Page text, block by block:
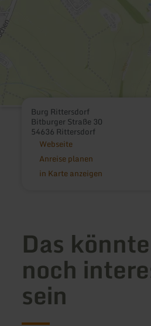
Burg Rittersdorf
Bitburger Straße 30
54636 Rittersdorf
Webseite
Anreise planen
in Karte anzeigen
Das
noch
sein